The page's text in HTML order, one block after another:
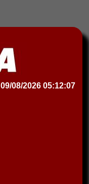
09/08/2026 05:12:07